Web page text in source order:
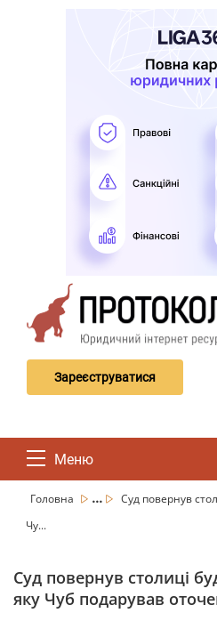
Зареєструватися
Меню
Головна ...
Суд повернув
Чу...
Суд повернув столиці
яку Чуб подарував